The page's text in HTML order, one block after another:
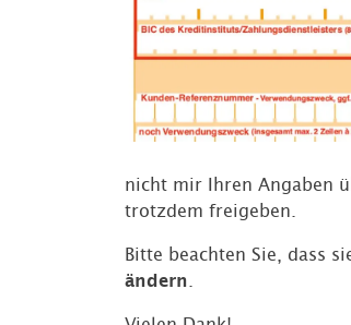
nicht mir Ihren Angaben
trotzdem freigeben.
Bitte beachten Sie, dass
ändern.